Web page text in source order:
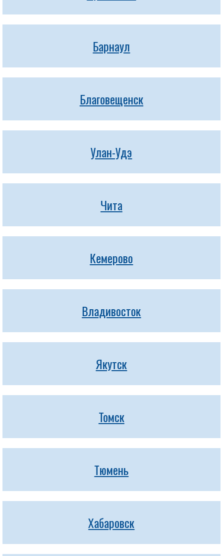
Барнаул
Благовещенск
Улан-Удэ
Чита
Кемерово
Владивосток
Якутск
Томск
Тюмень
Хабаровск